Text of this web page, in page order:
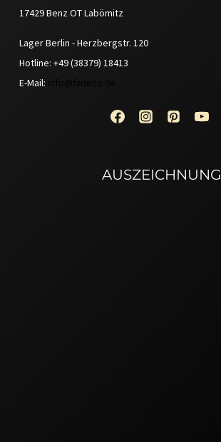
17429 Benz OT Labömitz
Lager Berlin - Herzbergstr. 120
Hotline: +49 (38379) 18413
E-Mail:
AUSZEICHNUNG